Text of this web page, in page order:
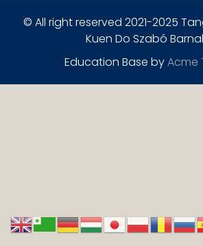
© All right reserved 2021-2025
Kuen Do Szabó
Education Base byAcme